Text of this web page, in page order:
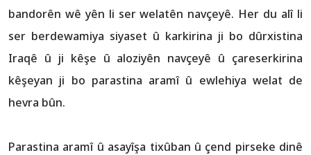
bandorên wê yên li ser welatên navçeyê. Her du alî li
ser berdewamiya siyaset û karkirina ji bo dûrxistina
Iraqê û ji kêşe û aloziyên navçeyê û çareserkirina
kêşeyan ji bo parastina aramî û ewlehiya welat de
hevra bûn.
Parastina aramî û asayîşa tixûban û çend pirseke dinê